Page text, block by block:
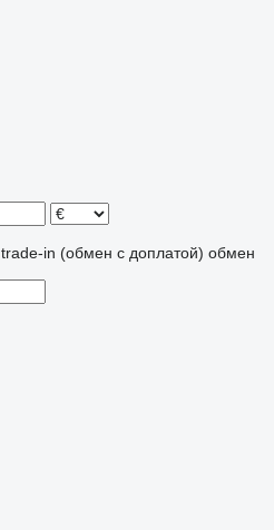
trade-in (обмен с доплатой) обмен